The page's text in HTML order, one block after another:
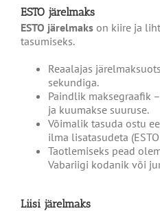
ESTO järelmaks
ESTO järelmakson kiire ja
tasumiseks.
Reaalajas
sekundiga.
Paindlik maksegraafik
ja kuumakse suuruse.
Võimalik tasuda ostu
ilma lisatasudeta
Taotlemiseks pead
Vabariigi kodanik või
Liisi järelmaks